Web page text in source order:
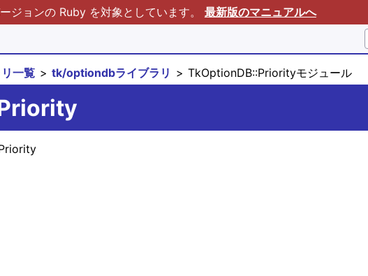
ジョンの Ruby を対象としています。 最新版のマニュアルへ
一覧 tk/optiondbライブラリ TkOptionDB::Priorityモジュール